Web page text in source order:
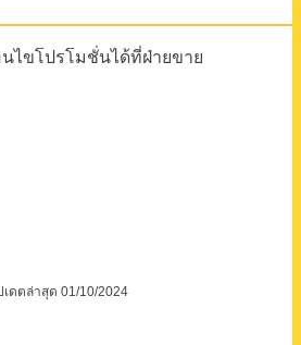
นไขโปรโมชั่นได้ที่ฝ่ายขาย
เดตล่าสุด 01/10/2024